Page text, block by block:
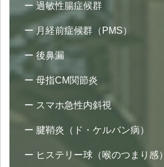
過敏性腸症候群
月経前症候群（PMS）
後鼻漏
母指CM関節炎
スマホ急性内斜視
腱鞘炎（ド・ケルバン病）
ヒステリー球（喉のつまり感）